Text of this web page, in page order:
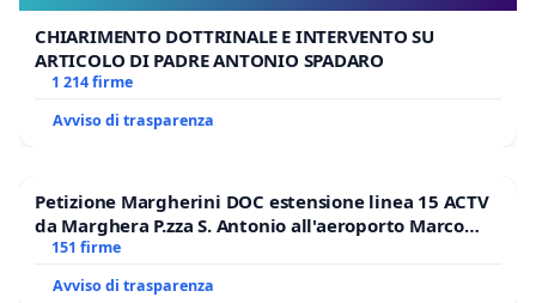
CHIARIMENTO DOTTRINALE E INTERVENTO SU
ARTICOLO DI PADRE ANTONIO SPADARO
1 214 firme
Avviso di trasparenza
Petizione Margherini DOC estensione linea 15 ACTV
da Marghera P.zza S. Antonio all'aeroporto Marco
Polo tariffa a € 1,50
151 firme
Avviso di trasparenza